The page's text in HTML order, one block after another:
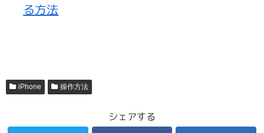
る方法
iPhone 操作方法
シェアする